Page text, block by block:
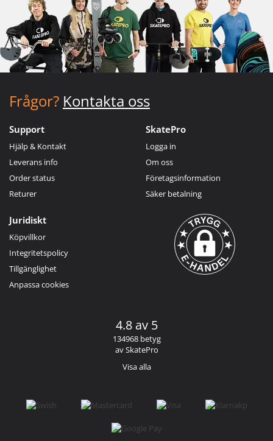
Frågor? Kontakta oss
Support
Hjälp & Kontakt
Leverans info
Order status
Returer
SkatePro
Logga in
Om oss
Företagsinformation
Säker betalning
Juridiskt
Köpvillkor
Integritetspolicy
Tillgänglighet
Anpassa cookies
4.8 av 5
134968 betyg
av SkatePro
Visa alla